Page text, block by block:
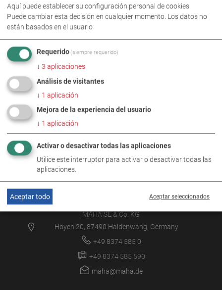
MAHA SE & Co. KG
Hoyen 20, 87490 Haldenwang, Germany
+49 8374 585 0
+49 8374 585 590
maha@maha.de
Aquí puede establecer su configuración personal de cookies.
Puede cambiar esta decisión en cualquier momento. Los datos no
están basados en el usuario
Requerido (siempre requerido)
↓ 3 aplicaciones
Análisis de visitantes
↓ 1 aplicación
Mejora de la experiencia del usuario
↓ 1 aplicación
Activar o desactivar todas las aplicaciones
Utilice este interruptor para activar o desactivar todas las
aplicaciones.
Aceptar seleccionados
Aceptar todo